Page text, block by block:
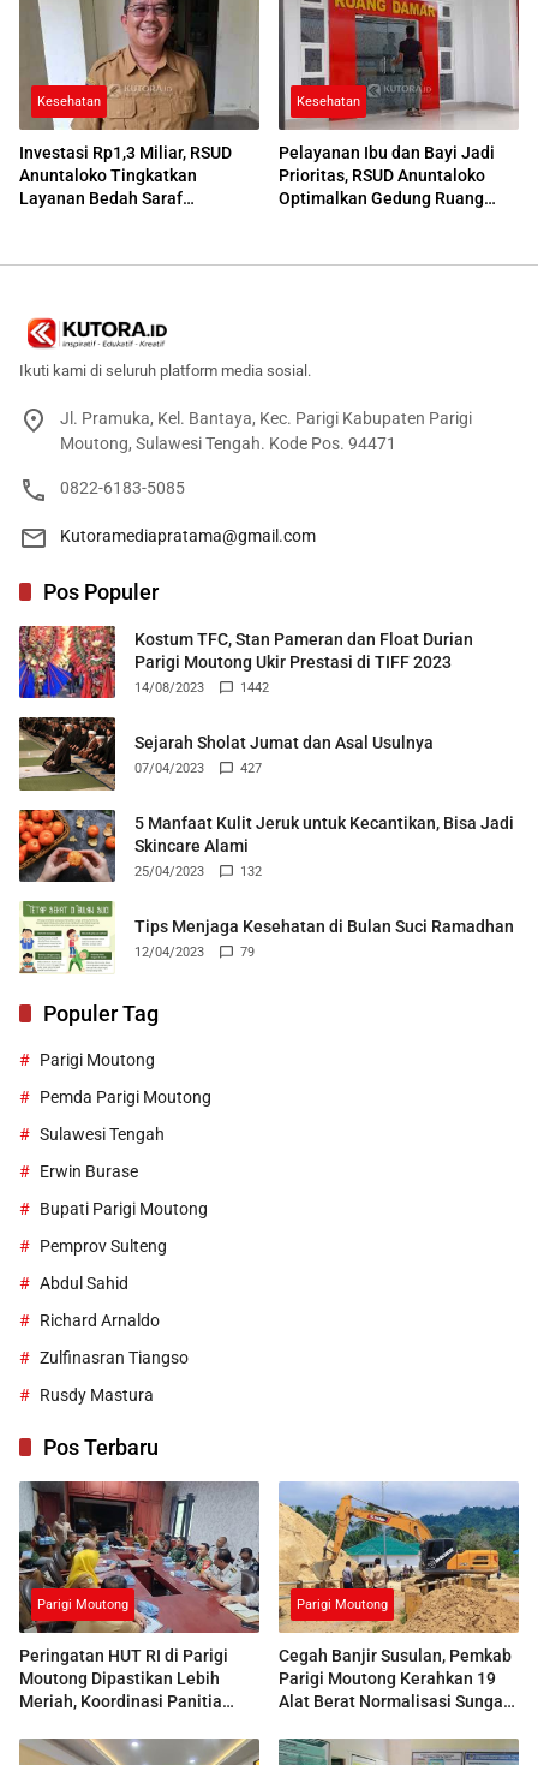
Kesehatan
Investasi Rp1,3 Miliar, RSUD
Anuntaloko Tingkatkan
Layanan Bedah Saraf
Kesehatan
Pelayanan Ibu dan Bayi Jadi
Prioritas, RSUD Anuntaloko
Optimalkan Gedung Ruang
Ikuti kami di seluruh platform media sosial.
Jl. Pramuka, Kel. Bantaya, Kec. Parigi Kabupaten Parigi
Moutong, Sulawesi Tengah. Kode Pos. 94471
0822-6183-5085
Kutoramediapratama@gmail.com
Pos Populer
Kostum TFC, Stan Pameran dan Float Durian
Parigi Moutong Ukir Prestasi di TIFF 2023
14/08/2023 1442
Sejarah Sholat Jumat dan Asal Usulnya
07/04/2023 427
5 Manfaat Kulit Jeruk untuk Kecantikan, Bisa Jadi
Skincare Alami
25/04/2023 132
Tips Menjaga Kesehatan di Bulan Suci Ramadhan
12/04/2023 79
Populer Tag
Parigi Moutong
Pemda Parigi Moutong
Sulawesi Tengah
Erwin Burase
Bupati Parigi Moutong
Pemprov Sulteng
Abdul Sahid
Richard Arnaldo
Zulfinasran Tiangso
Rusdy Mastura
Pos Terbaru
Parigi Moutong
Peringatan HUT RI di Parigi
Moutong Dipastikan Lebih
Meriah, Koordinasi Panitia
Parigi Moutong
Cegah Banjir Susulan, Pemkab
Parigi Moutong Kerahkan 19
Alat Berat Normalisasi Sungai